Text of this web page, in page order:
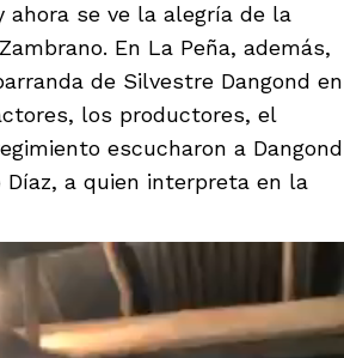
ahora se ve la alegría de la
En La Peña, además,
de Silvestre Dangond en
los productores, el
escucharon a Dangond
a quien interpreta en la